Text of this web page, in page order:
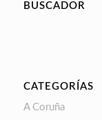
BUSCADOR
CATEGORÍAS
A Coruña